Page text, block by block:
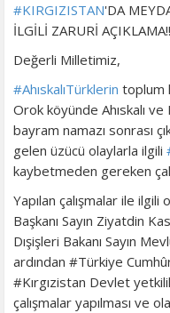
#KIRGIZISTAN'DA
İLGİLİ ZARURİ
Değerli Milletimiz,
#AhıskalıTürklerin toplum
Orok köyünde Ahıskalı ve
bayram namazı sonrası
gelen üzücü olaylarla ilgili
kaybetmeden gereken
Yapılan çalışmalar ile
Başkanı Sayın Ziyatdin
Dışişleri Bakanı Sayın
ardından #Türkiye
#Kırgızistan Devlet
çalışmalar yapılması ve